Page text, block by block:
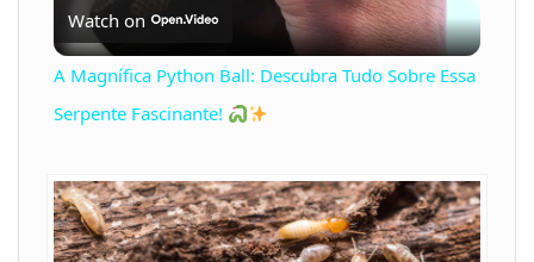
a
y
Watch on
A Magnífica Python Ball: Descubra Tudo Sobre Essa
Serpente Fascinante!